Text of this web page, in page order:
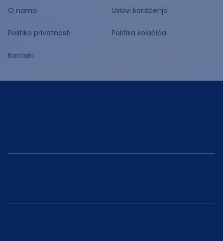
O nama Uslovi korišćenja
Politika privatnosti Politika kolačića
Kontakt